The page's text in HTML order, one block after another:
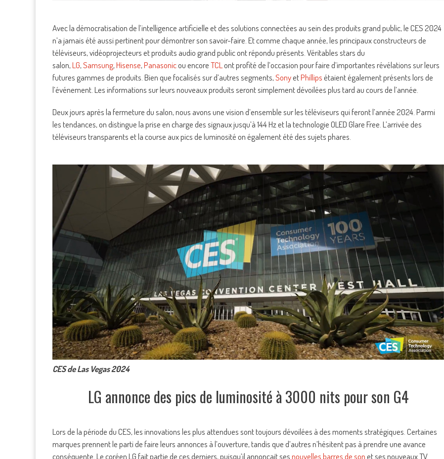
Avec la démocratisation de l’intelligence artificielle et des solutions connectées au sein des produits grand public, le CES 2024
n’a jamais été aussi pertinent pour démontrer son savoir-faire. Et comme chaque année, les principaux constructeurs de
téléviseurs, vidéoprojecteurs et produits audio grand public ont répondu présents. Véritables stars du
salon,LG,Samsung,Hisense,Panasonicou encoreTCL ont profité de l’occasion pour faire d’importantes révélations sur leurs
futures gammes de produits. Bien que focalisés sur d’autres segments,SonyetPhillipsétaient également présents lors de
l’événement. Les informations sur leurs nouveaux produits seront simplement dévoilées plus tard au cours de l’année.
Deux jours après la fermeture du salon, nous avons une vision d’ensemble sur les téléviseurs qui feront l’année 2024. Parmi
les tendances, on distingue la prise en charge des signaux jusqu’à 144 Hz et la technologie OLED Glare Free. L’arrivée des
téléviseurs transparents et la course aux pics de luminosité on également été des sujets phares.
CES de Las Vegas 2024
LG annonce des pics de luminosité à 3000 nits pour son G4
Lors de la période du CES, les innovations les plus attendues sont toujours dévoilées à des moments stratégiques. Certaines
marques prennent le parti de faire leurs annonces à l’ouverture, tandis que d’autres n’hésitent pas à prendre une avance
conséquente. Le coréen LG fait partie de ces derniers, puisqu’il annonçait sesnouvelles barres de sonet ses nouveaux TV